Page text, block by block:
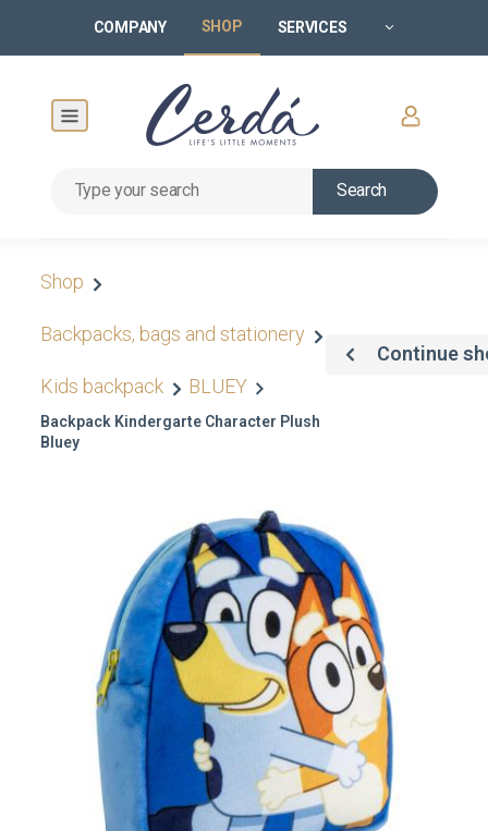
COMPANY SHOP SERVICES
Search
Shop
Backpacks, bags and stationery
Kids backpack BLUEY
Backpack Kindergarte Character Plush
Bluey
Continue